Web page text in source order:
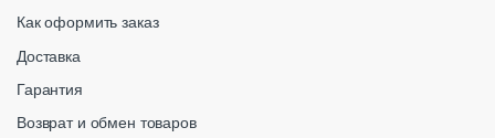
Как оформить заказ
Доставка
Гарантия
Возврат и обмен товаров